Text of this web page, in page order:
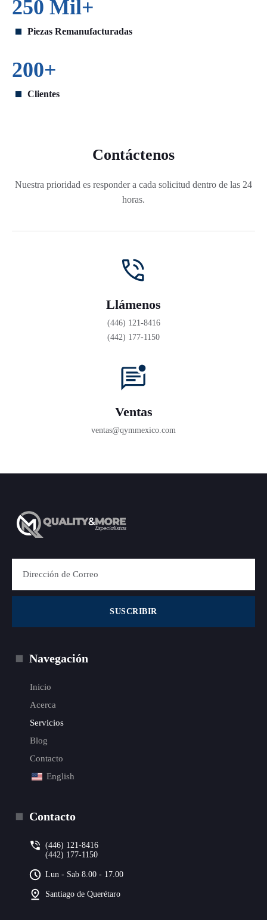
250 Mil+
Piezas Remanufacturadas
200+
Clientes
Contáctenos
Nuestra prioridad es responder a cada solicitud dentro de las 24
horas.
Llámenos
(446) 121-8416
(442) 177-1150
Ventas
ventas@qymmexico.com
SUSCRIBIR
Navegación
Inicio
Acerca
Servicios
Blog
Contacto
English
Contacto
(446) 121-8416
(442) 177-1150
Lun - Sab 8.00 - 17.00
Santiago de Querétaro